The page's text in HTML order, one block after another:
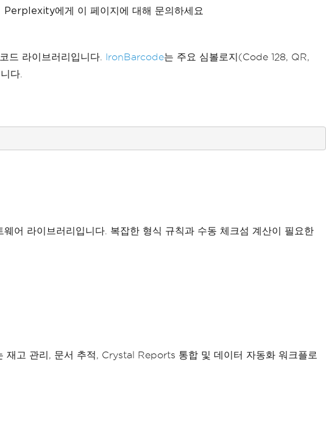
=
true
.Read("barcode.png", myOptionsExample);
we may choose to resize
Perplexity에게 이 페이지에 대해 문의하세요
드 라이브러리입니다. IronBarcode는 주요 심볼로지(Code 128, QR,
다.
어 라이브러리입니다. 복잡한 형식 규칙과 수동 체크섬 계산이 필요한
재고 관리, 문서 추적, Crystal Reports 통합 및 데이터 자동화 워크플로